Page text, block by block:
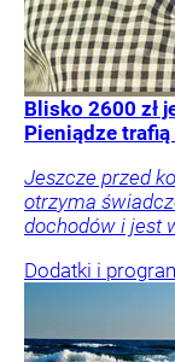
Blisko 2600 zł
Pieniądze
Jeszcze przed
otrzyma
dochodów i jest
Dodatki i